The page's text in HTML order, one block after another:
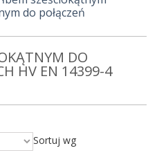
do połączeń
DO
HV EN 14399-4
Sortuj wg